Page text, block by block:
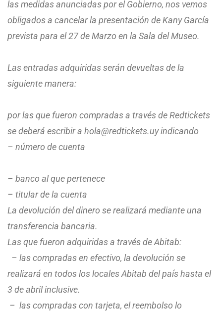
las medidas anunciadas por el Gobierno, nos vemos
obligados a cancelar la presentación de Kany García
prevista para el 27 de Marzo en la Sala del Museo.
Las entradas adquiridas serán devueltas de la
siguiente manera:
por las que fueron compradas a través de Redtickets
se deberá escribir a hola@redtickets.uy indicando
– número de cuenta
– banco al que pertenece
– titular de la cuenta
La devolución del dinero se realizará mediante una
transferencia bancaria.
Las que fueron adquiridas a través de Abitab:
– las compradas en efectivo, la devolución se
realizará en todos los locales Abitab del país hasta el
3 de abril inclusive.
– las compradas con tarjeta, el reembolso lo